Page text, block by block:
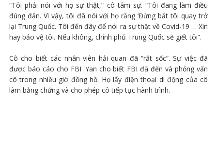
“Tôi phải nói với họ sự thật,” cô tâm sự. “Tôi đang làm điều
đúng đắn. Vì vậy, tôi đã nói với họ rằng ‘Đừng bắt tôi quay trở
lại Trung Quốc. Tôi đến đây để nói ra sự thật về Covid-19 … Xin
hãy bảo vệ tôi. Nếu không, chính phủ Trung Quốc sẽ giết tôi”.
Cô cho biết các nhân viên hải quan đã “rất sốc”. Sự việc đã
được báo cáo cho FBI. Yan cho biết FBI đã đến và phỏng vấn
cô trong nhiều giờ đồng hồ. Họ lấy điện thoại di động của cô
làm bằng chứng và cho phép cô tiếp tục hành trình.